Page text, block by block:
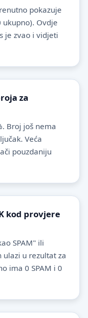
pokazuje
ukupno). Ovdje
je zvao i vidjeti
za
Broj još nema
Veća
pouzdaniju
kod provjere
SPAM" ili
ulazi u rezultat za
ima 0 SPAM i 0